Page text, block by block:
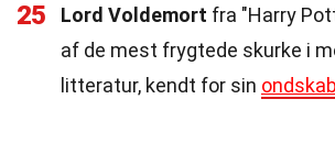
25 Lord Voldemort fra "Harry
af de mest frygtede skurke i
litteratur, kendt for sin ondskab